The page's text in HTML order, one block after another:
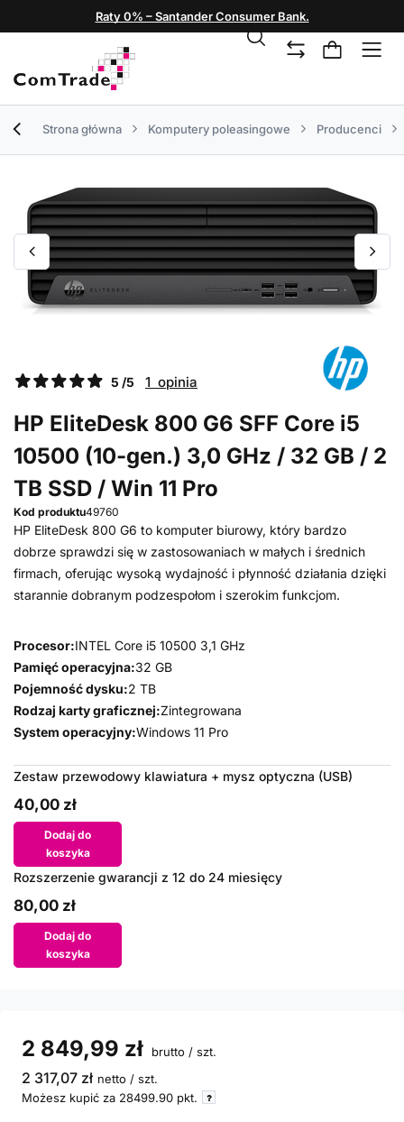
Raty 0% – Santander Consumer Bank.
Strona główna Komputery poleasingowe Producenci
5 /5 1 opinia
HP EliteDesk 800 G6 SFF Core i5
10500 (10-gen.) 3,0 GHz / 32 GB / 2
TB SSD / Win 11 Pro
Kod produktu49760
HP EliteDesk 800 G6 to komputer biurowy, który bardzo
dobrze sprawdzi się w zastosowaniach w małych i średnich
firmach, oferując wysoką wydajność i płynność działania dzięki
starannie dobranym podzespołom i szerokim funkcjom.
Procesor:INTEL Core i5 10500 3,1 GHz
Pamięć operacyjna:32 GB
Pojemność dysku:2 TB
Rodzaj karty graficznej:Zintegrowana
System operacyjny:Windows 11 Pro
Zestaw przewodowy klawiatura + mysz optyczna (USB)
40,00 zł
Dodaj do
koszyka
Rozszerzenie gwarancji z 12 do 24 miesięcy
80,00 zł
Dodaj do
koszyka
2 849,99 zł brutto / szt.
2 317,07 zł netto / szt.
Możesz kupić za 28499.90 pkt.